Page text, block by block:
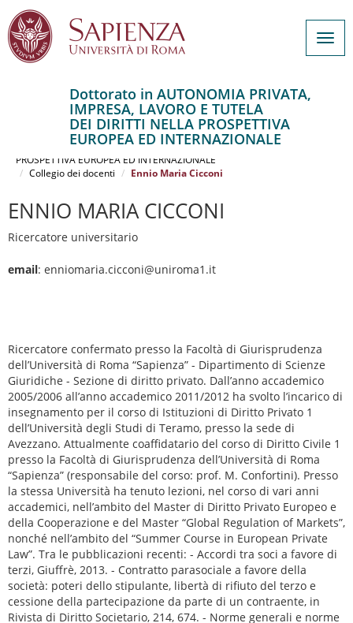
principale
Dottorato in AUTONOMIA PRIVATA,
IMPRESA, LAVORO E TUTELA
DEI DIRITTI NELLA PROSPETTIVA
EUROPEA ED INTERNAZIONALE
AUTONOMIA PRIVATA, IMPRESA, LAVORO E TUTELA DEI DIRITTI NELLA
PROSPETTIVA EUROPEA ED INTERNAZIONALE
Collegio dei docenti
Ennio Maria Cicconi
ENNIO MARIA CICCONI
Ricercatore universitario
email: enniomaria.cicconi@uniroma1.it
Ricercatore confermato presso la Facoltà di Giurisprudenza
dell’Università di Roma “Sapienza” - Dipartimento di Scienze
Giuridiche - Sezione di diritto privato. Dall’anno accademico
2005/2006 all’anno accademico 2011/2012 ha svolto l’incarico di
insegnamento per il corso di Istituzioni di Diritto Privato 1
dell’Università degli Studi di Teramo, presso la sede di
Avezzano. Attualmente coaffidatario del corso di Diritto Civile 1
presso la Facoltà di Giurisprudenza dell’Università di Roma
“Sapienza” (responsabile del corso: prof. M. Confortini). Presso
la stessa Università ha tenuto lezioni, nel corso di vari anni
accademici, nell’ambito del Master di Diritto Privato Europeo e
della Cooperazione e del Master “Global Regulation of Markets”,
nonché nell’ambito del “Summer Course in European Private
Law”. Tra le pubblicazioni recenti: - Accordi tra soci a favore di
terzi, Giuffrè, 2013. - Contratto parasociale a favore della
società: poteri dello stipulante, libertà di rifiuto del terzo e
cessione della partecipazione da parte di un contraente, in
Rivista di Diritto Societario, 214, 674. - Norme generali e norme